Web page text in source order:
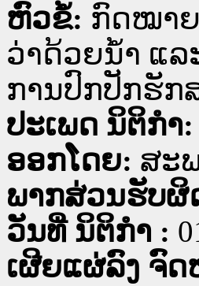
ຫົວຂໍ້: ກົດໝາຍ
ວ່າດ້ວຍນໍ້າ ແ
ການປົກປັກຮັກ
ປະເພດ ນິຕິກໍາ:
ອອກໂດຍ: ສະ
ພາກສ່ວນຮັບຜິ
ວັນທີ່ ນິຕິກໍາ :
ເຜີຍແຜ່ລົງ ຈົ